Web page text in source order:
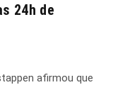
24h de
afirmou que